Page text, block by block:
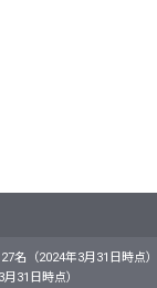
名（2024年3月31日時点）
31日時点）